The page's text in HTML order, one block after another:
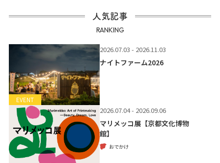
人気記事
RANKING
EVENT
2026.07.03 - 2026.11.03
ナイトファーム2026
2026.07.04 - 2026.09.06
マリメッコ展【京都文化博物
館】
おでかけ